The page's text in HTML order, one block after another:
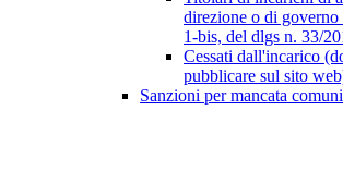
direzione o di
1-bis, del dlgs n. 33/
Cessati dall'incarico
pubblicare sul sito
Sanzioni per mancata